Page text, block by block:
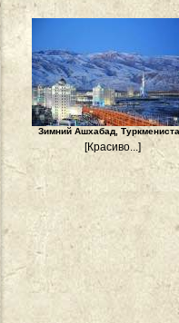
Зимний Ашхабад,
[Красиво...]